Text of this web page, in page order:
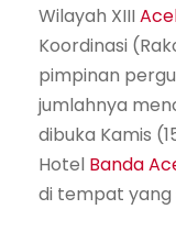
Wilayah XIII
Koordinasi
pimpinan
jumlahnya
dibuka Kamis
Hotel Banda
di tempat yang